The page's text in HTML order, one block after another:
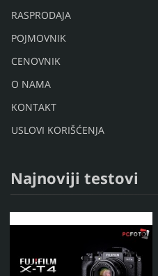
RASPRODAJA
POJMOVNIK
CENOVNIK
O NAMA
KONTAKT
USLOVI KORIŠĆENJA
Najnoviji testovi